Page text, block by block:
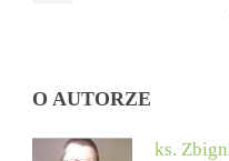
O AUTORZE
ks.